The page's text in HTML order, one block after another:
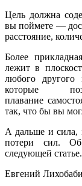
Цель должна
вы поймете —
расстояние,
Более
лежит в
любого
которые
плавание
так, что бы вы
А дальше и сила,
потери сил.
следующей статье.
Евгений